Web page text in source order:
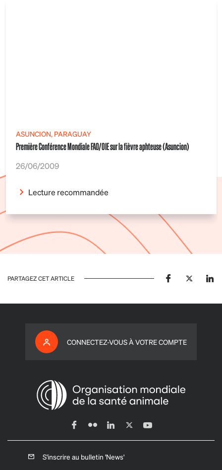
ASUNCION, PARAGUAY
Première Conférence Mondiale FAO/OIE sur la fièvre aphteuse (Asuncion)
26/06/2009
Lecture recommandée
PARTAGEZ CET ARTICLE
CONNECTEZ-VOUS À VOTRE COMPTE
S'inscrire au bulletin 'News'